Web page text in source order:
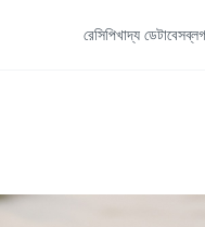
রেসিপিখাদ্য ডেটাবেসব্লগ